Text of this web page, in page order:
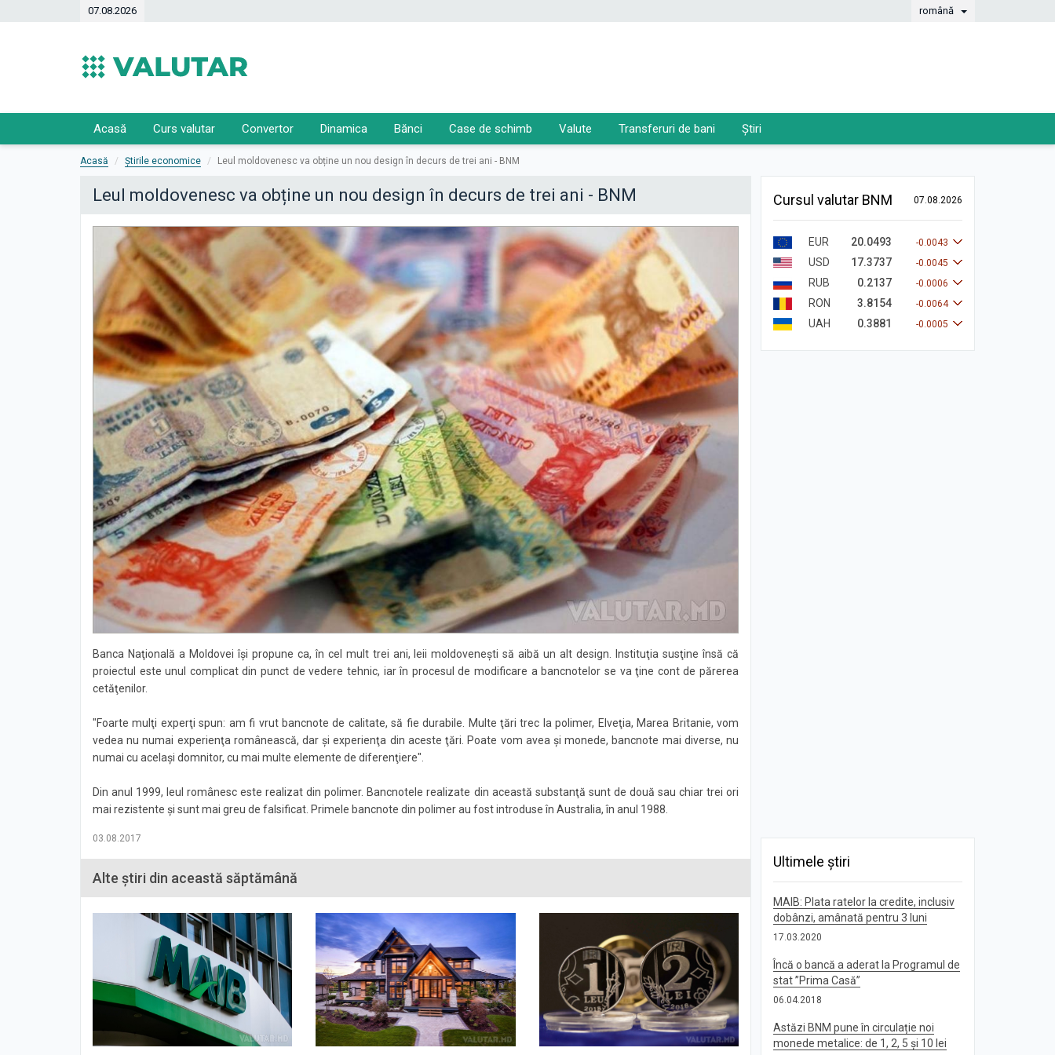
07.08.2026 română
Acasă Curs valutar Convertor Dinamica Bănci Case de schimb Valute Transferuri de bani Știri
Acasă Știrile economice Leul moldovenesc va obține un nou design în decurs de trei ani - BNM
Leul moldovenesc va obține un nou design în decurs de trei ani - BNM
Banca Naţională a Moldovei îşi propune ca, în cel mult trei ani, leii moldoveneşti să aibă un alt design. Instituţia susţine însă că
proiectul este unul complicat din punct de vedere tehnic, iar în procesul de modificare a bancnotelor se va ţine cont de părerea
cetăţenilor.
"Foarte mulţi experţi spun: am fi vrut bancnote de calitate, să fie durabile. Multe ţări trec la polimer, Elveţia, Marea Britanie, vom
vedea nu numai experienţa românească, dar şi experienţa din aceste ţări. Poate vom avea şi monede, bancnote mai diverse, nu
numai cu acelaşi domnitor, cu mai multe elemente de diferenţiere".
Din anul 1999, leul românesc este realizat din polimer. Bancnotele realizate din această substanţă sunt de două sau chiar trei ori
mai rezistente şi sunt mai greu de falsificat. Primele bancnote din polimer au fost introduse în Australia, în anul 1988.
03.08.2017
Alte știri din această săptămână
Cursul valutar BNM 07.08.2026
EUR 20.0493 -0.0043
USD 17.3737 -0.0045
RUB 0.2137 -0.0006
RON 3.8154 -0.0064
UAH 0.3881 -0.0005
Ultimele știri
MAIB: Plata ratelor la credite, inclusiv
dobânzi, amânată pentru 3 luni
17.03.2020
Încă o bancă a aderat la Programul de
stat ”Prima Casă”
06.04.2018
Astăzi BNM pune în circulație noi
monede metalice: de 1, 2, 5 și 10 lei